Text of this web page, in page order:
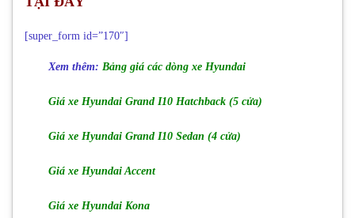
[super_form id=”170″]
Xem thêm: Bảng giá các dòng xe Hyundai
Giá xe Hyundai Grand I10 Hatchback (5 cửa)
Giá xe Hyundai Grand I10 Sedan (4 cửa)
Giá xe Hyundai Accent
Giá xe Hyundai Kona